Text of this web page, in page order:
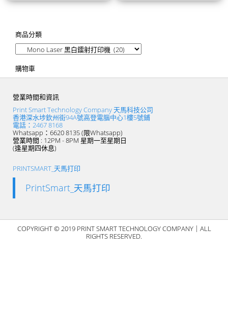
商品分類
購物車
營業時間和資訊
Print Smart Technology Company 天馬科技公司
香港深水埗欽州街94A號高登電腦中心1樓5號鋪
電話：2467 8168
Whatsapp：6620 8135 (限Whatsapp)
營業時間 : 12PM - 8PM 星期一至星期日
(逢星期四休息)
PRINTSMART_天馬打印
PrintSmart_天馬打印
COPYRIGHT © 2019 PRINT SMART TECHNOLOGY COMPANY｜ALL
RIGHTS RESERVED.